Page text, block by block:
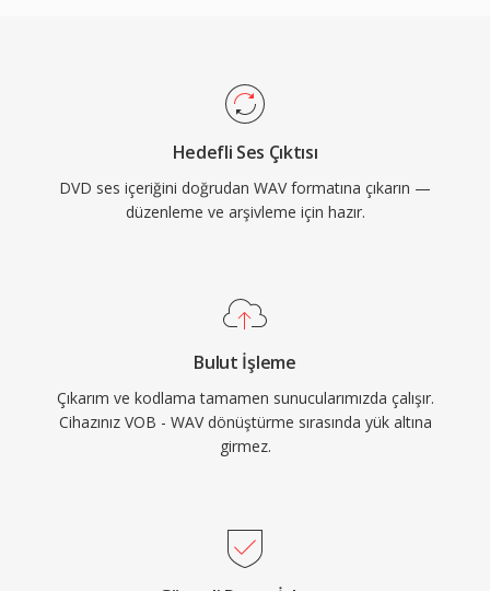
mastering ve arşivleme için tercih edilen
seçenek yapar. WAV ayrıca INFO ve BWF
yığınları aracılığıyla gömülü üst verileri
destekleyerek zaman damgaları ve prodüksiyon
notlarına olanak tanır. Temel ödünleşim dosya
yapısı 4 GB sınırı getirirken RF64 bu tavanı
Hedefli Ses Çıktısı
DVD ses içeriğini doğrudan WAV formatına çıkarın —
düzenleme ve arşivleme için hazır.
Bulut İşleme
Çıkarım ve kodlama tamamen sunucularımızda çalışır.
Cihazınız VOB - WAV dönüştürme sırasında yük altına
girmez.